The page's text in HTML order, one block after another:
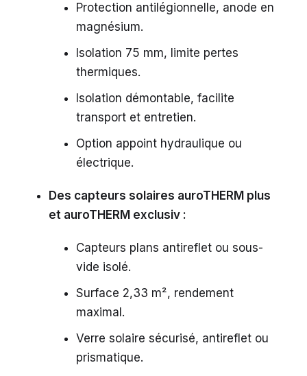
Protection antilégionnelle, anode en
magnésium.
Isolation 75 mm, limite pertes
thermiques.
Isolation démontable, facilite
transport et entretien.
Option appoint hydraulique ou
électrique.
Des capteurs solaires auroTHERM plus
et auroTHERM exclusiv :
Capteurs plans antireflet ou sous-
vide isolé.
Surface 2,33 m², rendement
maximal.
Verre solaire sécurisé, antireflet ou
prismatique.